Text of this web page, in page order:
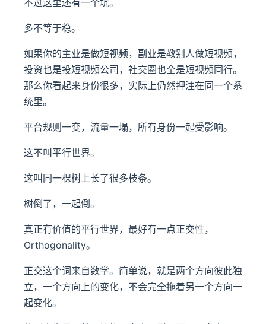
多不等于稳。
如果你的主业是做短视频，副业是教别人做短视频，
投资也是投短视频公司，社交圈也全是短视频同行。
那么你看起来身份很多，实际上仍然押注在同一个系
统里。
平台规则一变，流量一塌，所有身份一起受影响。
这不叫平行世界。
这叫同一棵树上长了很多枝条。
树倒了，一起倒。
真正有价值的平行世界，最好有一点正交性，
Orthogonality。
正交这个词来自数学。简单说，就是两个方向彼此独
立，一个方向上的变化，不会完全拖着另一个方向一
起变化。